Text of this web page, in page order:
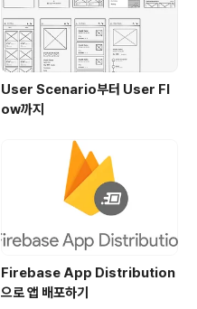
User Scenario부터 User Fl
ow까지
Firebase App Distribution
으로 앱 배포하기